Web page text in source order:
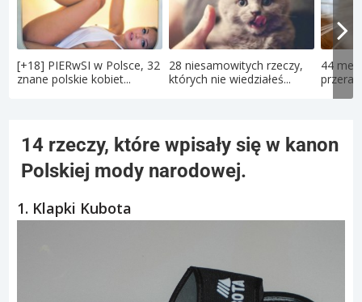
[+18] PIERwSI w Polsce, 32
znane polskie kobiet...
28 niesamowitych rzeczy,
których nie wiedziałeś...
44
14 rzeczy, które wpisały się w kanon
Polskiej mody narodowej.
1. Klapki Kubota